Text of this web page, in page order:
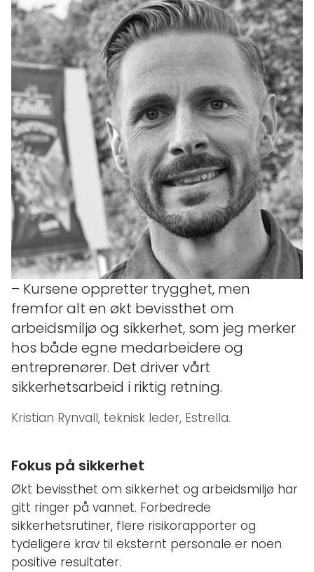
– Kursene oppretter trygghet, men
fremfor alt en økt bevissthet om
arbeidsmiljø og sikkerhet, som jeg merker
hos både egne medarbeidere og
entreprenører. Det driver vårt
sikkerhetsarbeid i riktig retning.
Kristian Rynvall, teknisk leder, Estrella.
Fokus på sikkerhet
Økt bevissthet om sikkerhet og arbeidsmiljø har
gitt ringer på vannet. Forbedrede
sikkerhetsrutiner, flere risikorapporter og
tydeligere krav til eksternt personale er noen
positive resultater.